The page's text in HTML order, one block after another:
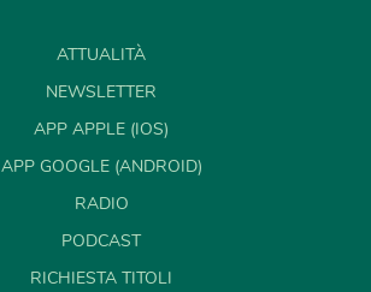
ATTUALITÀ
NEWSLETTER
APP APPLE (IOS)
APP GOOGLE (ANDROID)
RADIO
PODCAST
RICHIESTA TITOLI